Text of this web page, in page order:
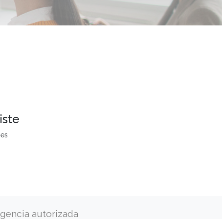
autorizada